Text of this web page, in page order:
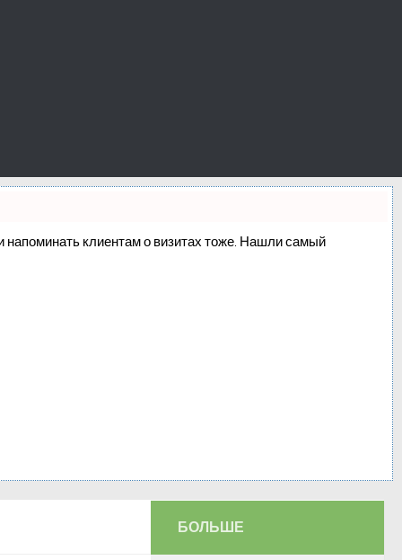
напоминать клиентам о визитах тоже. Нашли самый
БОЛЬШЕ